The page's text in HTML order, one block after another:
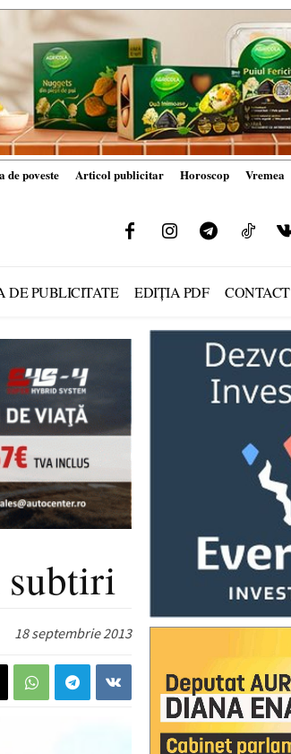
de poveste Articol publicitar Horoscop Vremea
DE PUBLICITATE EDIȚIA PDF CONTACT
subtiri
18 septembrie 2013